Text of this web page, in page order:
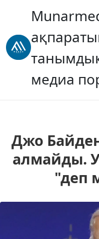
медиа
Джо
алмайды.
"деп